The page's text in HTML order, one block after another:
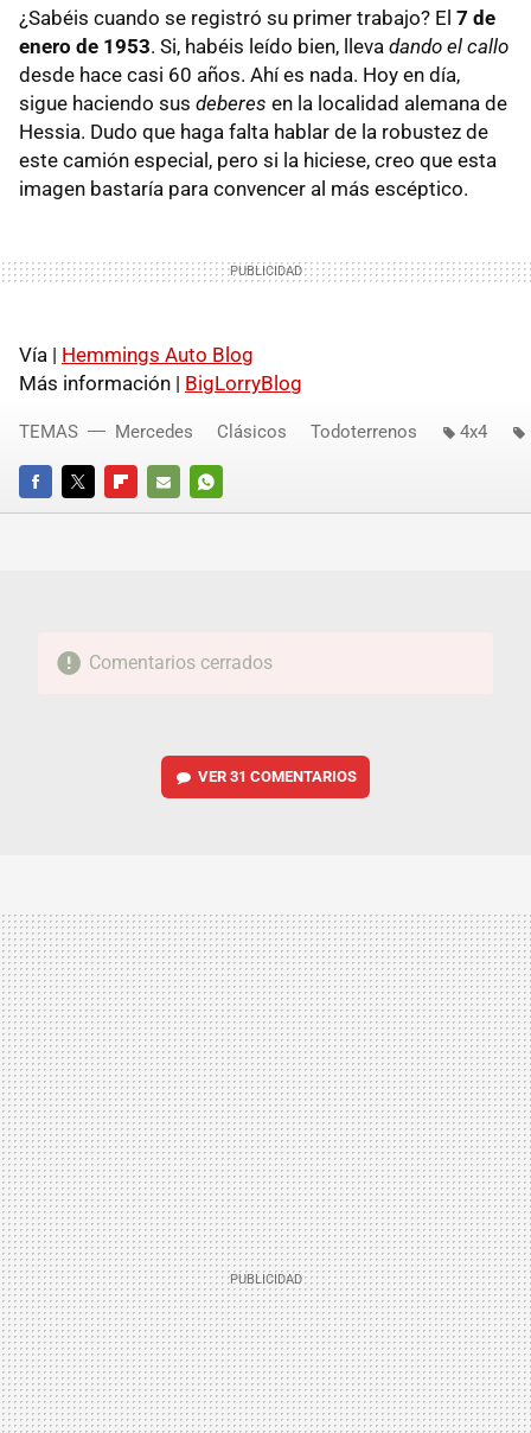
¿Sabéis cuando se registró su primer trabajo? El 7 de
enero de 1953. Si, habéis leído bien, lleva dando el callo
desde hace casi 60 años. Ahí es nada. Hoy en día,
sigue haciendo sus deberes en la localidad alemana de
Hessia. Dudo que haga falta hablar de la robustez de
este camión especial, pero si la hiciese, creo que esta
imagen bastaría para convencer al más escéptico.
Vía | Hemmings Auto Blog
Más información | BigLorryBlog
FACEBOOKTWITTERFLIPBOARD
E-
WHATSAPP
TEMAS Mercedes Clásicos Todoterrenos 4x4
Comentarios cerrados
VER 31 COMENTARIOS